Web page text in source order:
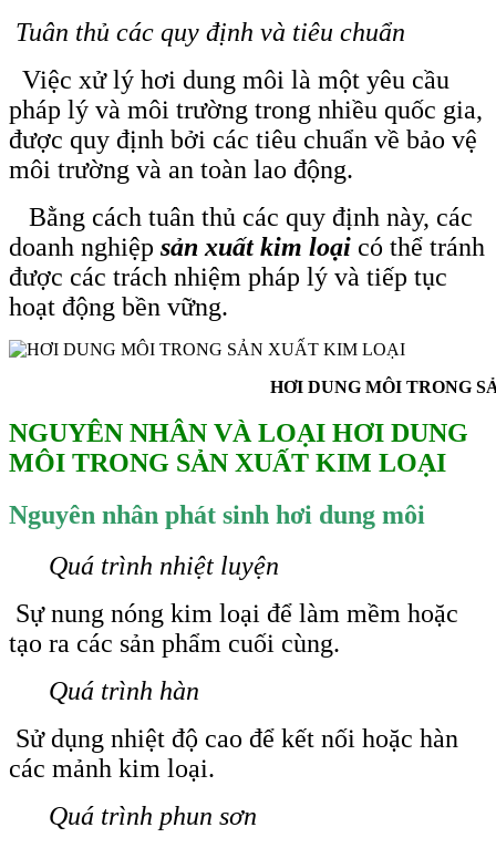
Tuân thủ các quy định và tiêu chuẩn
Việc xử lý hơi dung môi là một yêu cầu
pháp lý và môi trường trong nhiều quốc gia,
được quy định bởi các tiêu chuẩn về bảo vệ
môi trường và an toàn lao động.
Bằng cách tuân thủ các quy định này, các
doanh nghiệp sản xuất kim loại có thể tránh
được các trách nhiệm pháp lý và tiếp tục
hoạt động bền vững.
HƠI DUNG MÔI TRONG SẢN
NGUYÊN NHÂN VÀ LOẠI HƠI DUNG
MÔI TRONG SẢN XUẤT KIM LOẠI
Nguyên nhân phát sinh hơi dung môi
Quá trình nhiệt luyện
Sự nung nóng kim loại để làm mềm hoặc
tạo ra các sản phẩm cuối cùng.
Quá trình hàn
Sử dụng nhiệt độ cao để kết nối hoặc hàn
các mảnh kim loại.
Quá trình phun sơn